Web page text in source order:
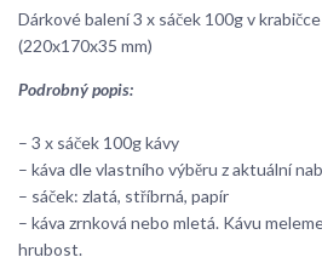
Dárkové balení 3 x sáček 100g v
(220x170x35 mm)
Podrobný popis:
– 3 x sáček 100g kávy
– káva dle vlastního výběru z aktuální
– sáček: zlatá, stříbrná, papír
– káva zrnková nebo mletá. Kávu
hrubost.